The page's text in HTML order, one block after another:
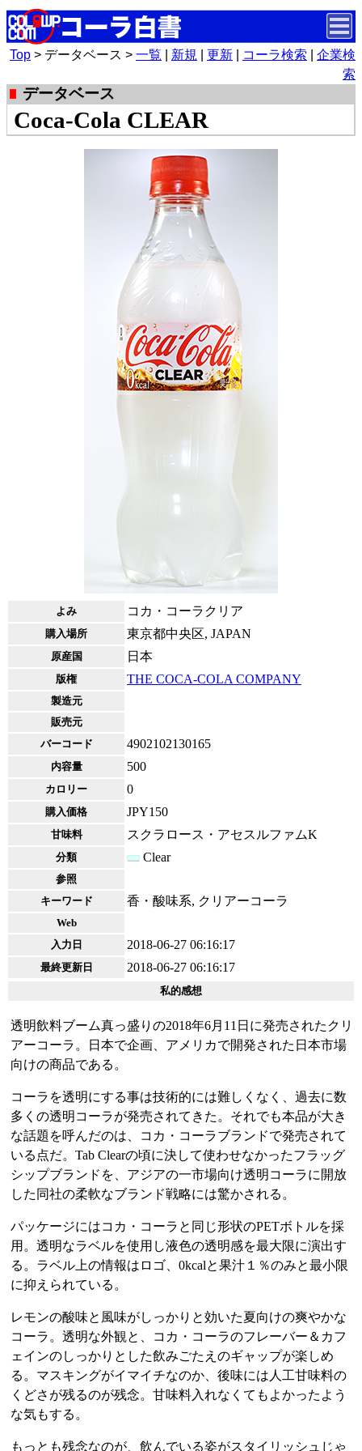
Top > データベース > 一覧 新規 更新 コーラ検索
企業検
索
データベース
Coca-Cola CLEAR
よみ コカ・コーラクリア
購入場所 東京都中央区, JAPAN
原産国 日本
版権 THE COCA-COLA COMPANY
製造元
販売元
バーコード
4902102130165
内容量 500
カロリー 0
購入価格 JPY150
甘味料 スクラロース・アセスルファムK
分類 Clear
参照
キーワード
香・酸味系, クリアーコーラ
Web
入力日
2018-06-27 06:16:17
最終更新日 2018-06-27 06:16:17
私的感想
透明飲料ブーム真っ盛りの2018年6月11日に発売されたクリ
アーコーラ。日本で企画、アメリカで開発された日本市場
向けの商品である。
コーラを透明にする事は技術的には難しくなく、過去に数
多くの透明コーラが発売されてきた。それでも本品が大き
な話題を呼んだのは、コカ・コーラブランドで発売されて
いる点だ。Tab Clearの頃に決して使わせなかったフラッグ
シップブランドを、アジアの一市場向け透明コーラに開放
した同社の柔軟なブランド戦略には驚かされる。
パッケージにはコカ・コーラと同じ形状のPETボトルを採
用。透明なラベルを使用し液色の透明感を最大限に演出す
る。ラベル上の情報はロゴ、0kcalと果汁１％のみと最小限
に抑えられている。
レモンの酸味と風味がしっかりと効いた夏向けの爽やかな
コーラ。透明な外観と、コカ・コーラのフレーバー＆カフ
ェインのしっかりとした飲みごたえのギャップが楽しめ
る。マスキングがイマイチなのか、後味には人工甘味料の
くどさが残るのが残念。甘味料入れなくてもよかったよう
な気もする。
もっとも残念なのが、飲んでいる姿がスタイリッシュじゃ